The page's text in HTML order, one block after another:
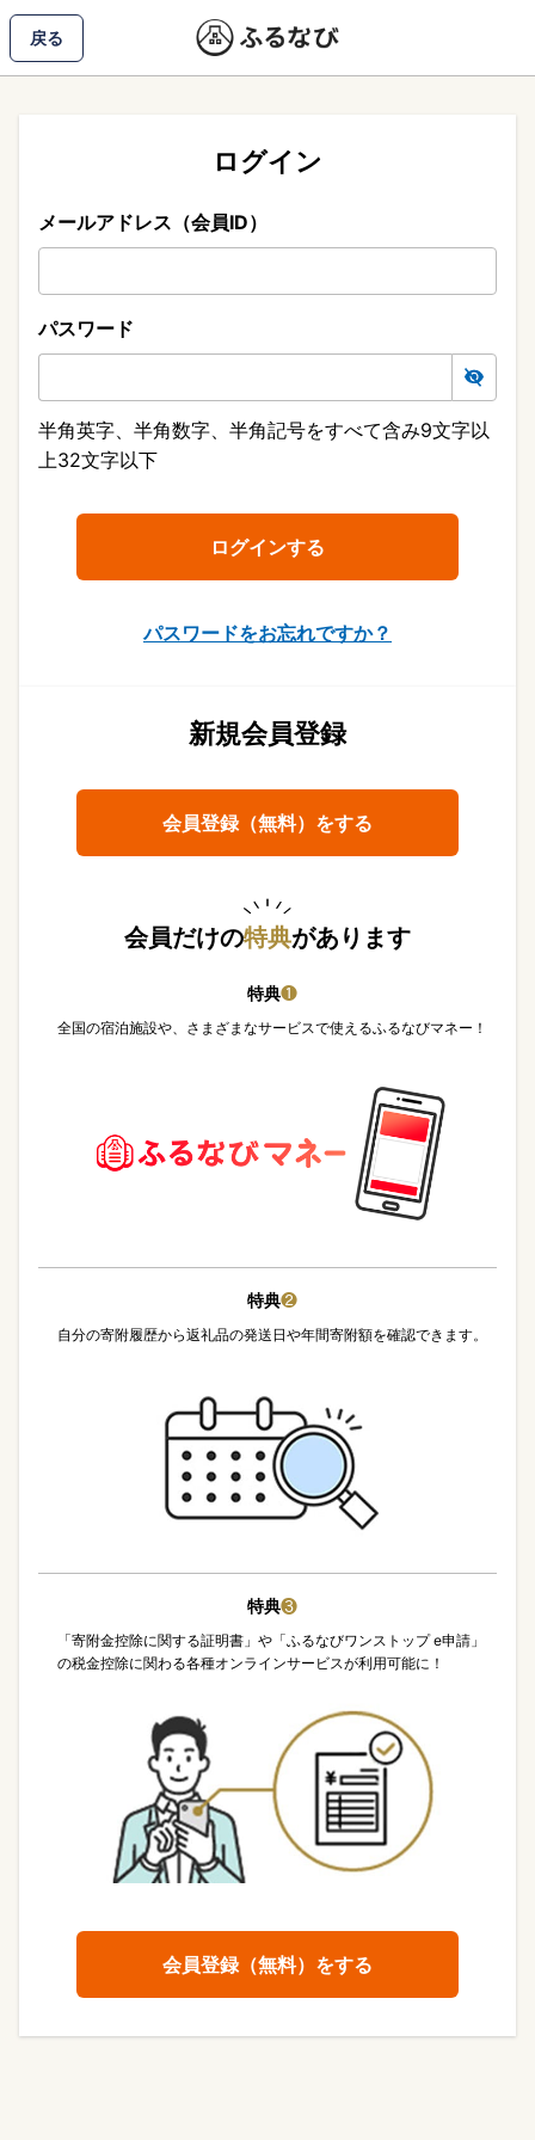
戻る
ログイン
メールアドレス（会員ID）
パスワード
半角英字、半角数字、半角記号をすべて含み9文字以
上32文字以下
パスワードをお忘れですか？
新規会員登録
会員登録（無料）をする
会員だけの特典があります
特典❶
全国の宿泊施設や、さまざまなサービスで使えるふるなびマネー！
特典❷
自分の寄附履歴から返礼品の発送日や年間寄附額を確認できます。
特典❸
「寄附金控除に関する証明書」や「ふるなびワンストップ e申請」
の税金控除に関わる各種オンラインサービスが利用可能に！
会員登録（無料）をする